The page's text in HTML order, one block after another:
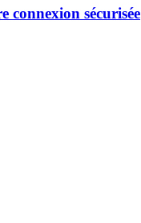
sécurisée